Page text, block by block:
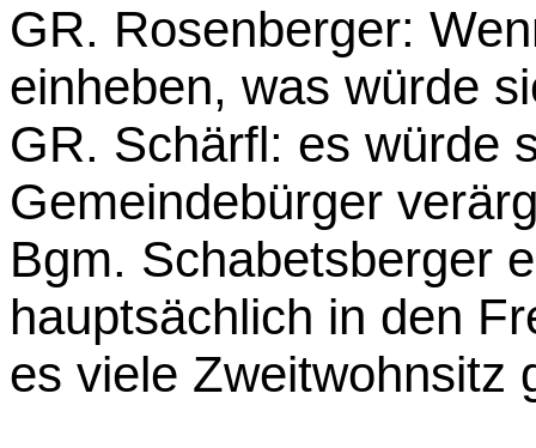
GR. Rosenberger:
einheben, was würde
GR. Schärfl: es würde
Gemeindebürger
Bgm. Schabetsberger
hauptsächlich in den
es viele Zweitwohnsitz